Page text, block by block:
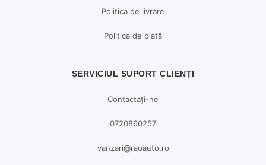
Politica de livrare
Politica de plată
SERVICIUL SUPORT CLIENȚI
Contactați-ne
0720860257
vanzari@raoauto.ro